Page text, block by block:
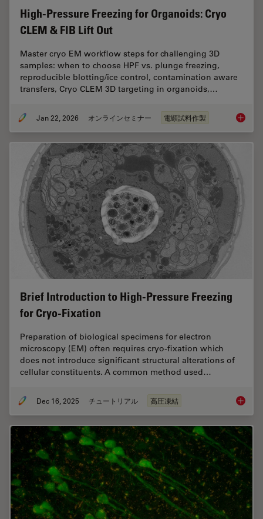
High-Pressure Freezing for Organoids: Cryo
CLEM & FIB Lift Out
Master cryo EM workflow steps for challenging 3D
samples: when to choose HPF vs. plunge freezing,
reproducible blotting/ice control, contamination aware
transfers, Cryo CLEM 3D targeting in organoids,…
Jan 22, 2026 オンラインセミナー 電顕試料作製 High-
Brief Introduction to High-Pressure Freezing
for Cryo-Fixation
Preparation of biological specimens for electron
microscopy (EM) often requires cryo-fixation which
does not introduce significant structural alterations of
cellular constituents. A common method used…
Dec 16, 2025 チュートリアル 高圧凍結 Brief